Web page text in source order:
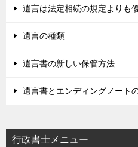
遺言は法定相続の規定よりも
遺言の種類
遺言書の新しい保管方法
遺言書とエンディングノート
行政書士メニュー